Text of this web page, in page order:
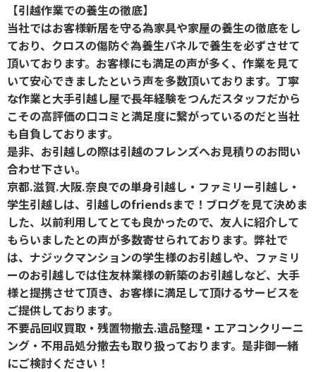
【引越作業での養生の徹底】
当社ではお客様新居を守る為家具や家屋の養生の徹底をし
ており、クロスの傷防ぐ為養生パネルで養生を必ずさせて
頂いております。お客様にも満足の声が多く、作業を見て
いて安心できましたという声を多数頂いております。丁寧
な作業と大手引越し屋で長年経験をつんだスタッフだから
こその高評価の口コミと満足度に繋がっているのだと当社
も自負しております。
是非、お引越しの際は引越のフレンズへお見積りのお問い
合わせ下さい。
京都.滋賀.大阪.奈良での単身引越し・ファミリー引越し・
学生引越しは、引越しのfriendsまで！ブログを見て決めま
した、以前利用してとても良かったので、友人に紹介して
もらいましたとの声が多数寄せられております。弊社で
は、ナジックマンションの学生様のお引越しや、ファミリ
ーのお引越しでは住友林業様の新築のお引越しなど、大手
様と提携させて頂き、お客様に満足して頂けるサービスを
ご提供しております。
不要品回収買取・残置物撤去.遺品整理・エアコンクリーニ
ング・不用品処分撤去も取り扱っております。是非御一緒
にご検討ください！